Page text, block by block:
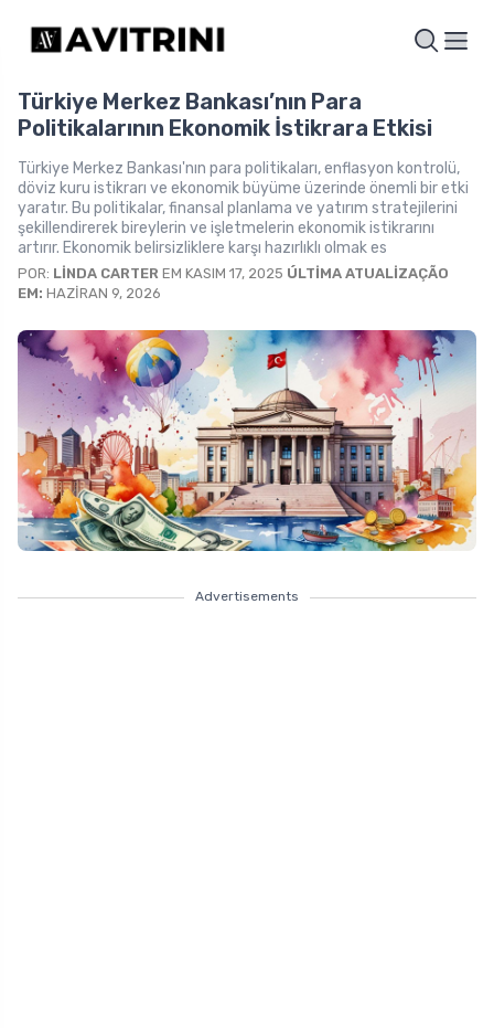
Türkiye Merkez Bankası’nın Para
Politikalarının Ekonomik İstikrara Etkisi
Türkiye Merkez Bankası'nın para politikaları, enflasyon kontrolü,
döviz kuru istikrarı ve ekonomik büyüme üzerinde önemli bir etki
yaratır. Bu politikalar, finansal planlama ve yatırım stratejilerini
şekillendirerek bireylerin ve işletmelerin ekonomik istikrarını
artırır. Ekonomik belirsizliklere karşı hazırlıklı olmak es
POR: LINDA CARTER EM KASIM 17, 2025 ÚLTIMA ATUALIZAÇÃO
EM: HAZIRAN 9, 2026
Advertisements